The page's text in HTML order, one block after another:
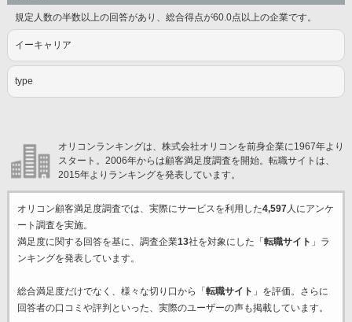
規定人数の半数以上の回答があり、総合得点が60.0点以上の企業です。
イーキャリア
type
オリコンランキングは、株式会社オリコンを前身企業に1967年より
スタート。2006年からは顧客満足度調査を開始。転職サイトは、
2015年よりランキングを発表しています。
オリコン顧客満足度調査では、実際にサービスを利用した4,597人にアンケ
ート調査を実施。
満足度に関する回答を基に、調査企業13社を対象にした「 転職サイト 」ラ
ンキングを発表しています。
総合満足度だけでなく、様々な切り口から「 転職サイト 」を評価。さらに
回答者の口コミや評判といった、実際のユーザーの声も掲載しています。